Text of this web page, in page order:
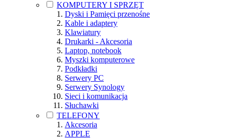
KOMPUTERY I SPRZĘT
Dyski i Pamięci przenośne
Kable i adaptery
Klawiatury
Drukarki - Akcesoria
Laptop, notebook
Myszki komputerowe
Podkładki
Serwery PC
Serwery Synology
Sieci i komunikacja
Słuchawki
TELEFONY
Akcesoria
APPLE